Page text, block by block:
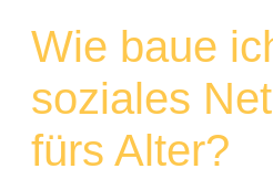
Wie baue
soziales
fürs Alter?